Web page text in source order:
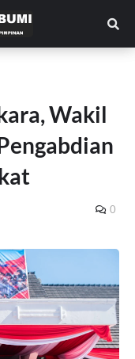
Wakil
0